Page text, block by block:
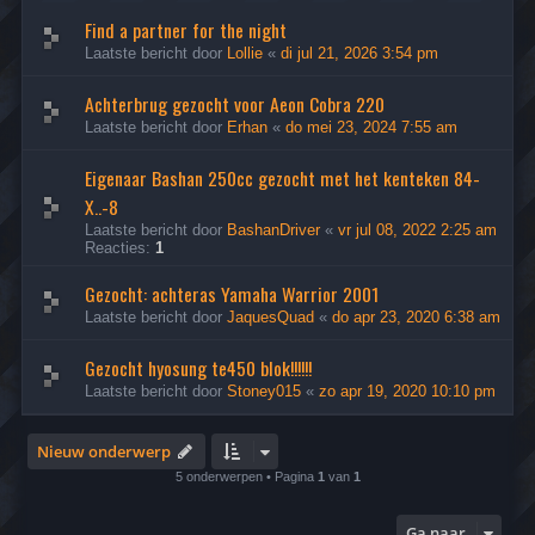
Find a partner for the night
Laatste bericht door Lollie « di jul 21, 2026 3:54 pm
Achterbrug gezocht voor Aeon Cobra 220
Laatste bericht door Erhan « do mei 23, 2024 7:55 am
Eigenaar Bashan 250cc gezocht met het kenteken 84-
X..-8
Laatste bericht door BashanDriver « vr jul 08, 2022 2:25 am
Reacties: 1
Gezocht: achteras Yamaha Warrior 2001
Laatste bericht door JaquesQuad « do apr 23, 2020 6:38 am
Gezocht hyosung te450 blok!!!!!!
Laatste bericht door Stoney015 « zo apr 19, 2020 10:10 pm
Nieuw onderwerp
5 onderwerpen • Pagina 1 van 1